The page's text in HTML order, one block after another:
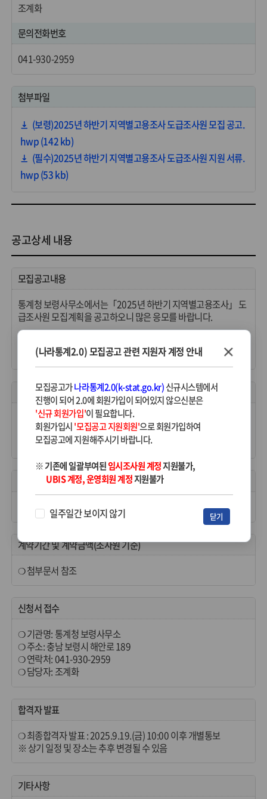
조계화
문의전화번호
041-930-2959
첨부파일
(보령)2025년 하반기 지역별고용조사 도급조사원 모집 공고.
hwp (142 kb)
(필수)2025년 하반기 지역별고용조사 도급조사원 지원 서류.
hwp (53 kb)
공고상세 내용
모집공고내용
통계청 보령사무소에서는「2025년 하반기 지역별고용조사」 도
급조사원 모집계획을 공고하오니 많은 응모를 바랍니다.
통계청 보령사무소장
자격요건
❍ 책임감이 투철하고 계약 기간 중 업무에 전념할 수 있는 자
❍ 도급업무 수행에 지장이 없는 자
❍ 최근 2년간 통계청 계약기간 중 중도포기 이력이 없는 자
모집예정인원
❍ 도급조사원 45명, 에비조사원 5명
계약기간 및 계약금액(조사원 기준)
❍ 첨부문서 참조
신청서 접수
❍ 기관명: 통계청 보령사무소
❍ 주소: 충남 보령시 해안로 189
❍ 연락처: 041-930-2959
❍ 담당자: 조계화
합격자 발표
❍ 최종합격자 발표 : 2025.9.19.(금) 10:00 이후 개별통보
※ 상기 일정 및 장소는 추후 변경될 수 있음
기타사항
(나라통계2.0) 모집공고 관련 지원자 계정 안내
모집공고가나라통계2.0(k-stat.go.kr)신규시스템에서
진행이 되어 2.0에 회원가입이 되어있지 않으신분은
'신규 회원가입'이 필요합니다.
회원가입시'모집공고 지원회원'으로 회원가입하여
모집공고에 지원해주시기 바랍니다.
※ 기존에 일괄부여된임시조사원 계정지원불가,
UBIS 계정, 운영회원 계정지원불가
일주일간 보이지 않기 닫기